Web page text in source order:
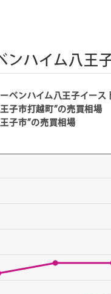
ンハイム八王
ベンハイム八王子イース
子市打越町”の売買相場
子市”の売買相場